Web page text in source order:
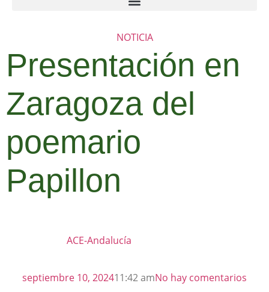
NOTICIA
Presentación en
Zaragoza del
poemario
Papillon
ACE-Andalucía
septiembre 10, 202411:42 amNo hay comentarios